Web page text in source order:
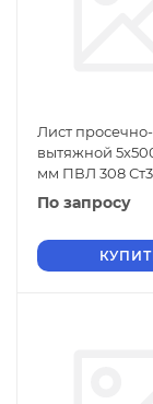
Лист просечно-
вытяжной
мм ПВЛ 308
8706-78
По запросу